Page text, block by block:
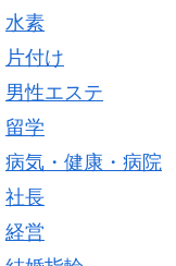
水素
片付け
男性エステ
留学
病気・健康・病院
社長
経営